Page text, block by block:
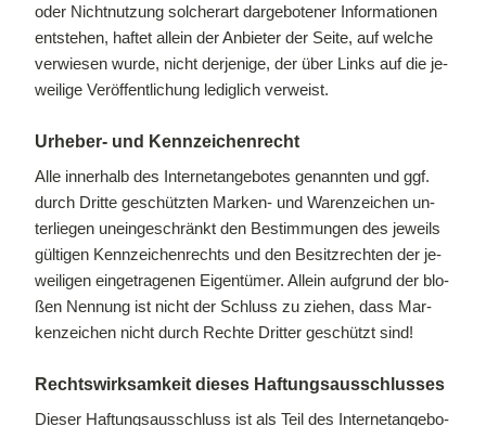
oder Nicht­nut­zung sol­cher­art dar­ge­bo­te­ner In­for­ma­tio­nen
ent­ste­hen, haf­tet al­lein der An­bie­ter der Sei­te, auf wel­che
ver­wie­sen wur­de, nicht der­je­ni­ge, der über Links auf die je­
wei­li­ge Ver­öf­fent­li­chung le­dig­lich ver­weist.
Ur­he­ber- und Kenn­zei­chen­recht
Alle in­ner­halb des In­ter­net­an­ge­bo­tes ge­nann­ten und ggf.
durch Drit­te ge­schütz­ten Mar­ken- und Wa­ren­zei­chen un­
ter­lie­gen un­ein­ge­schränkt den Be­stim­mun­gen des je­weils
gül­ti­gen Kenn­zei­chen­rechts und den Be­sitz­rech­ten der je­
wei­li­gen ein­ge­tra­ge­nen Ei­gen­tü­mer. Al­lein auf­grund der blo­
ßen Nen­nung ist nicht der Schluss zu zie­hen, dass Mar­
ken­zei­chen nicht durch Rech­te Drit­ter ge­schützt sind!
Rechts­wirk­sam­keit die­ses Haf­tungs­aus­schlus­ses
Die­ser Haf­tungs­aus­schluss ist als Teil des In­ter­net­an­ge­bo­